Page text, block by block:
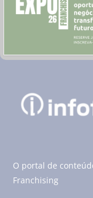
O portal de
Franchising